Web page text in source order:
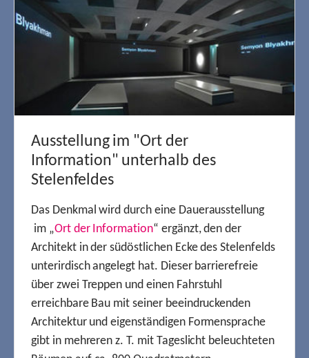
Ausstellung im "Ort der
Information" unterhalb des
Stelenfeldes
Das Denkmal wird durch eine Dauerausstellung
im „Ort der Information“ ergänzt, den der
Architekt in der südöstlichen Ecke des Stelenfelds
unterirdisch angelegt hat. Dieser barrierefreie
über zwei Treppen und einen Fahrstuhl
erreichbare Bau mit seiner beeindruckenden
Architektur und eigenständigen Formensprache
gibt in mehreren z. T. mit Tageslicht beleuchteten